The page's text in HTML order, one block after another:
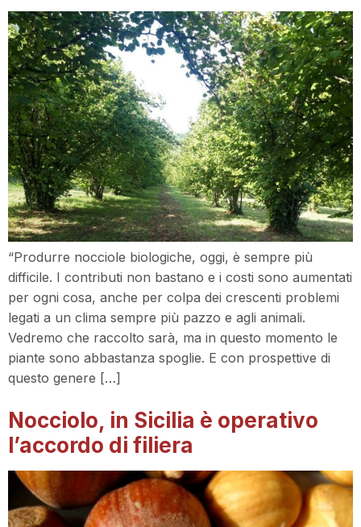
“Produrre nocciole biologiche, oggi, è sempre più
difficile. I contributi non bastano e i costi sono aumentati
per ogni cosa, anche per colpa dei crescenti problemi
legati a un clima sempre più pazzo e agli animali.
Vedremo che raccolto sarà, ma in questo momento le
piante sono abbastanza spoglie. E con prospettive di
questo genere […]
Nocciolo, in Sicilia è operativo
l’accordo di filiera